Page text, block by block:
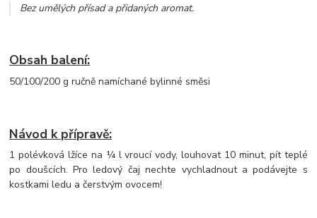
Bez umělých přísad a přidaných aromat.
Obsah balení:
50/100/200 g ručně namíchané bylinné směsi
Návod k přípravě:
1 polévková lžíce na ¼ l vroucí vody, louhovat 10 minut, pít teplé
po doušcích. Pro ledový čaj nechte vychladnout a podávejte s
kostkami ledu a čerstvým ovocem!